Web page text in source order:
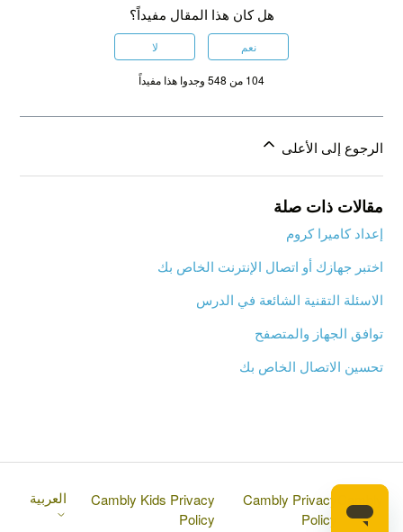
هل كان هذا المقال مفيداً؟
نعم لا
104 من 548 وجدوا هذا مفيداً
الرجوع إلى الأعلى
مقالات ذات صلة
إعداد كاميرا كروم
اختبر جهازك أو اتصال الإنترنت الخاص بك
الاسئلة التقنية الشائعة في الدرس
توافق الجهاز والمتصفح
تحسين الاتصال الخاص بك
Cambly Privacy
Policy
Cambly Kids Privacy
Policy
العربية